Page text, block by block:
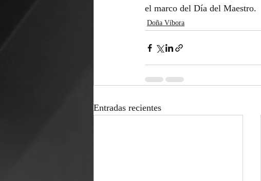
el marco del Día del Maestro.
Doña Víbora
Entradas recientes